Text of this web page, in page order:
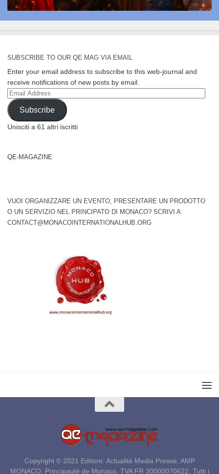
SUBSCRIBE TO OUR QE MAG VIA EMAIL
Enter your email address to subscribe to this web-journal and
receive notifications of new posts by email.
Email
Address
Subscribe
Unisciti a 61 altri iscritti
QE-MAGAZINE
VUOI ORGANIZZARE UN EVENTO, PRESENTARE UN PRODOTTO
O UN SERVIZIO NEL PRINCIPATO DI MONACO? SCRIVI A:
CONTACT@MONACOINTERNATIONALHUB.ORG
Copyright © 2021 Editore: Actualité Media Presse, AMP
MONACO, Principauté de Monaco, TVA FR 30000070622. Tutti i